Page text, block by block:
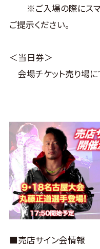
※ご入場の際にスマ
ご提示ください。
＜当日券＞
会場チケット売り場
■売店サイン会情報